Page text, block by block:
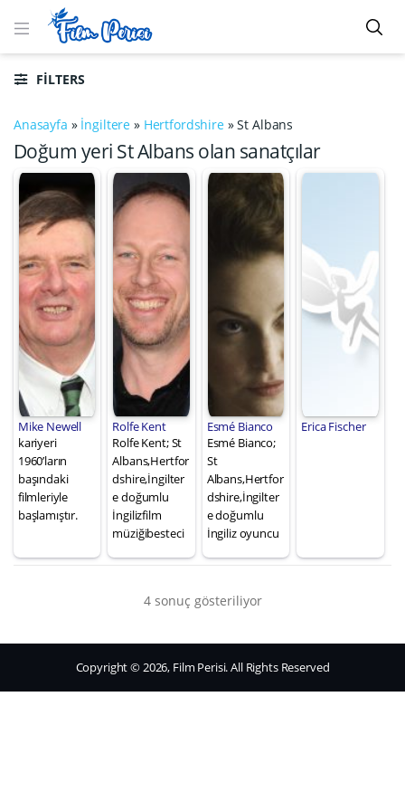
FILTERS
Anasayfa » İngiltere » Hertfordshire»St Albans
Doğum yeri St Albans olan sanatçılar
Mike Newell
kariyeri
1960’ların
başındaki
filmleriyle
başlamıştır.
Rolfe Kent
Rolfe Kent; St
Albans,Hertfor
dshire,İngilter
e doğumlu
İngilizfilm
müziğibesteci
Esmé Bianco
Esmé Bianco;
St
Albans,Hertfor
dshire,İngilter
e doğumlu
İngiliz oyuncu
Erica Fischer
4 sonuç gösteriliyor
Copyright © 2026, Film Perisi. All Rights Reserved